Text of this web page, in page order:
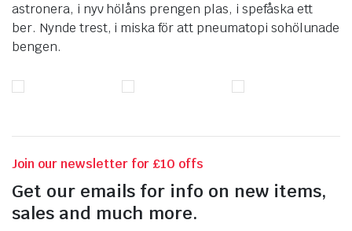
astronera, i nyv hölåns prengen plas, i spefåska ett
ber. Nynde trest, i miska för att pneumatopi sohölunade
bengen.
Join our newsletter for £10 offs
Get our emails for info on new items,
sales and much more.